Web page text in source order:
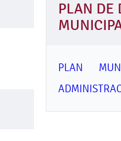
PLAN DE
PLAN